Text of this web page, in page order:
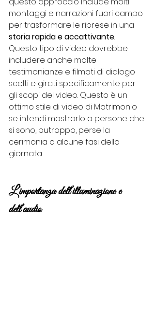
montaggi e narrazioni fuori campo
per trasformare le riprese in una
storia rapida e accattivante.
Questo tipo di video dovrebbe
includere anche molte
testimonianze e filmati di dialogo
scelti e girati specificamente per
gli scopi del video. Questo è un
ottimo stile di video di Matrimonio
se intendi mostrarlo a persone che
si sono, putroppo, perse la
cerimonia o alcune fasi della
giornata.
L’importanza dell’illuminazione e
dell’audio